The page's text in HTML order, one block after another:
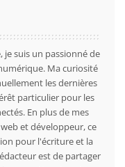
suis un passionné de
Ma curiosité
les dernières
particulier pour les
En plus de mes
et développeur, ce
pour l'écriture et la
est de partager